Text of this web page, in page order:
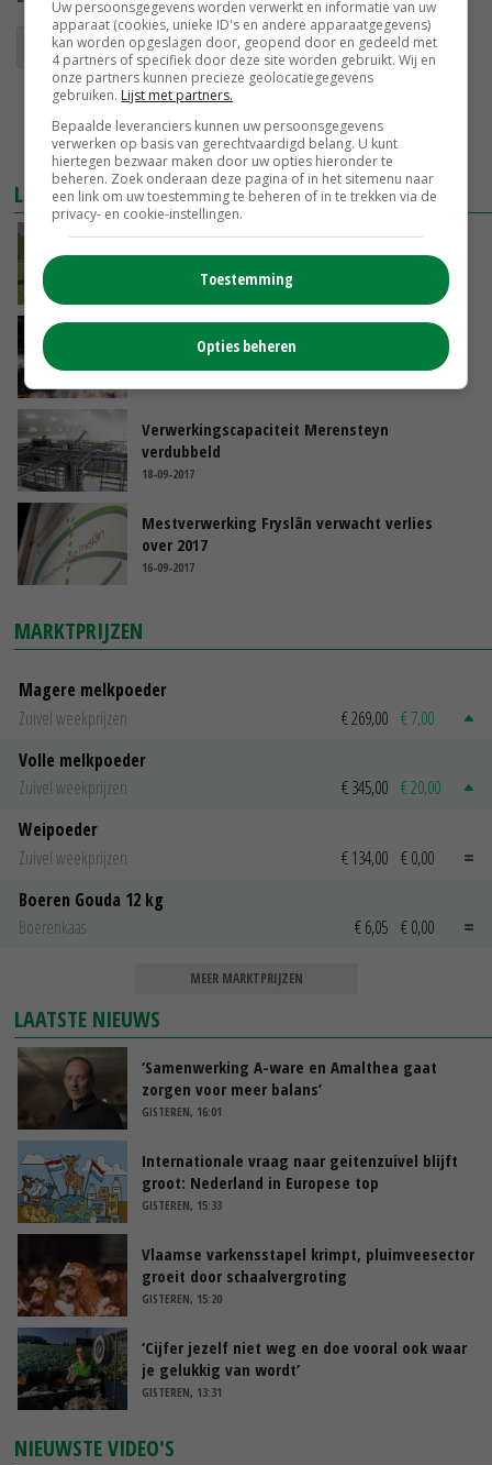
mestverwerking
LEES OOK
Groen fosfaat geeft gras een plus
Oss sluit deur voor mestverwerking
Verwerkingscapaciteit Merensteyn
verdubbeld
18-09-2017
Mestverwerking Fryslân verwacht verlies
over 2017
16-09-2017
MARKTPRIJZEN
Magere melkpoeder
Zuivel weekprijzen
€ 269,00 € 7,00
Volle melkpoeder
Zuivel weekprijzen
€ 345,00 € 20,00
Weipoeder
Zuivel weekprijzen
€ 134,00 € 0,00
Boeren Gouda 12 kg
Boerenkaas
€ 6,05 € 0,00
MEER MARKTPRIJZEN
LAATSTE NIEUWS
‘Samenwerking A-ware en Amalthea gaat
zorgen voor meer balans’
GISTEREN, 16:01
Internationale vraag naar geitenzuivel blijft
groot: Nederland in Europese top
GISTEREN, 15:33
Vlaamse varkensstapel krimpt, pluimveesector
groeit door schaalvergroting
GISTEREN, 15:20
‘Cijfer jezelf niet weg en doe vooral ook waar
je gelukkig van wordt’
GISTEREN, 13:31
NIEUWSTE VIDEO'S
Uw persoonsgegevens worden verwerkt en informatie van uw
apparaat (cookies, unieke ID's en andere apparaatgegevens)
kan worden opgeslagen door, geopend door en gedeeld met
4 partners of specifiek door deze site worden gebruikt. Wij en
onze partners kunnen precieze geolocatiegegevens
gebruiken. Lijst met partners.
Bepaalde leveranciers kunnen uw persoonsgegevens
verwerken op basis van gerechtvaardigd belang. U kunt
hiertegen bezwaar maken door uw opties hieronder te
beheren. Zoek onderaan deze pagina of in het sitemenu naar
een link om uw toestemming te beheren of in te trekken via de
privacy- en cookie-instellingen.
Toestemming
Opties beheren